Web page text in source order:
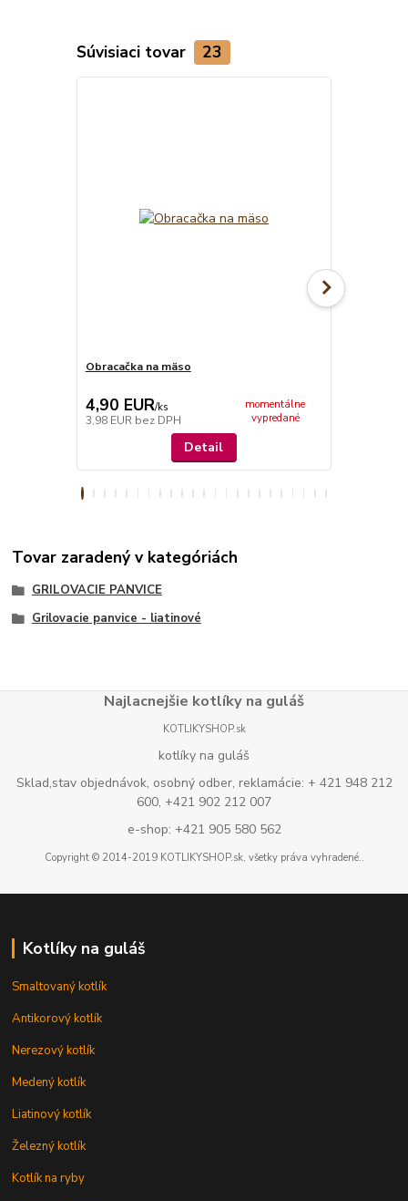
Súvisiaci tovar 23
Obracačka na mäso
4,90 EUR/ks
3,98 EUR bez DPH
momentálne
vypredané
Detail
Tovar zaradený v kategóriách
GRILOVACIE PANVICE
Grilovacie panvice - liatinové
Najlacnejšie kotlíky na guláš
KOTLIKYSHOP.sk
kotlíky na guláš
Sklad,stav objednávok, osobný odber, reklamácie: + 421 948 212
600, +421 902 212 007
e-shop: +421 905 580 562
Copyright © 2014-2019 KOTLIKYSHOP.sk, všetky práva vyhradené..
Kotlíky na guláš
Smaltovaný kotlík
Antikorový kotlík
Nerezový kotlík
Medený kotlík
Liatinový kotlík
Železný kotlík
Kotlík na ryby